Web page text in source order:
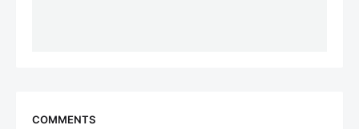
COMMENTS